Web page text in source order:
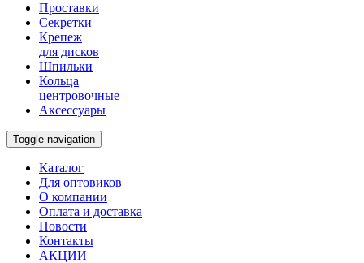
Проставки
Секретки
Крепеж
для дисков
Шпильки
Кольца
центровочные
Аксессуары
Toggle navigation
Каталог
Для оптовиков
О компании
Оплата и доставка
Новости
Контакты
АКЦИИ